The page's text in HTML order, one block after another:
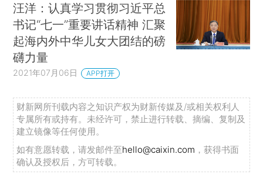
汪洋：认真学习贯彻习近平总
书记“七一”重要讲话精神 汇聚
起海内外中华儿女大团结的磅
礴力量
2021年07月06日 APP打开
财新网所刊载内容之知识产权为财新传媒及/或相关权利人
专属所有或持有。未经许可，禁止进行转载、摘编、复制及
建立镜像等任何使用。
如有意愿转载，请发邮件至hello@caixin.com ，获得书面
确认及授权后，方可转载。